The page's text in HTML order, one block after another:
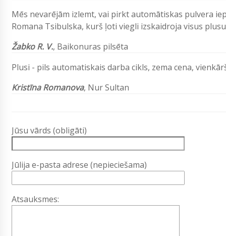
Mēs nevarējām izlemt, vai pirkt automātiskas pulvera
Romana Tsibulska, kurš ļoti viegli izskaidroja visus
Žabko R. V., Baikonuras pilsēta
Plusi - pils automatiskais darba cikls, zema cena,
Kristīna Romanova, Nur Sultan
Jūsu vārds (obligāti)
Jūlija e-pasta adrese (nepieciešama)
Atsauksmes: